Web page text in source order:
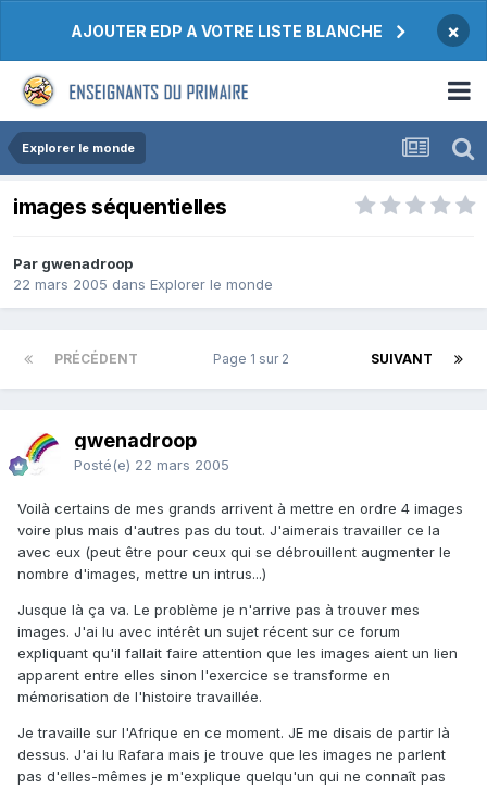
AJOUTER EDP A VOTRE LISTE BLANCHE ×
Explorer le monde
images séquentielles
Par gwenadroop
22 mars 2005 dans Explorer le monde
PRÉCÉDENT SUIVANT
Page 1 sur 2
gwenadroop
Posté(e) 22 mars 2005
Voilà certains de mes grands arrivent à mettre en ordre 4 images
voire plus mais d'autres pas du tout. J'aimerais travailler ce la
avec eux (peut être pour ceux qui se débrouillent augmenter le
nombre d'images, mettre un intrus...)
Jusque là ça va. Le problème je n'arrive pas à trouver mes
images. J'ai lu avec intérêt un sujet récent sur ce forum
expliquant qu'il fallait faire attention que les images aient un lien
apparent entre elles sinon l'exercice se transforme en
mémorisation de l'histoire travaillée.
Je travaille sur l'Afrique en ce moment. JE me disais de partir là
dessus. J'ai lu Rafara mais je trouve que les images ne parlent
pas d'elles-mêmes je m'explique quelqu'un qui ne connaît pas